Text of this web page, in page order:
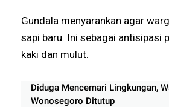
Gundala menyarankan agar
sapi baru. Ini sebagai antisipasi
kaki dan mulut.
Diduga Mencemari Lingkungan,
Wonosegoro Ditutup